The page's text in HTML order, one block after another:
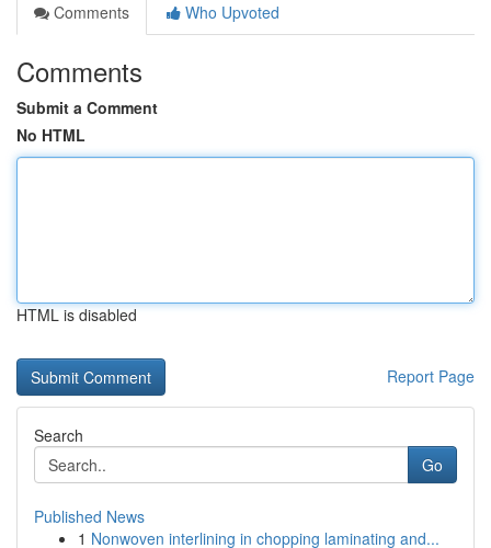
Comments
Who Upvoted
Comments
Submit a Comment
No HTML
HTML is disabled
Report Page
Search
Go
Published News
1 Nonwoven interlining in chopping laminating and...